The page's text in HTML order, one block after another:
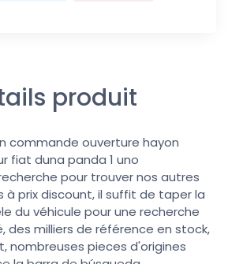
produit
commande ouverture hayon
fiat duna panda 1 uno
pour trouver nos autres
prix discount, il suffit de taper la
du véhicule pour une recherche
des milliers de référence en stock,
nombreuses pieces d'origines